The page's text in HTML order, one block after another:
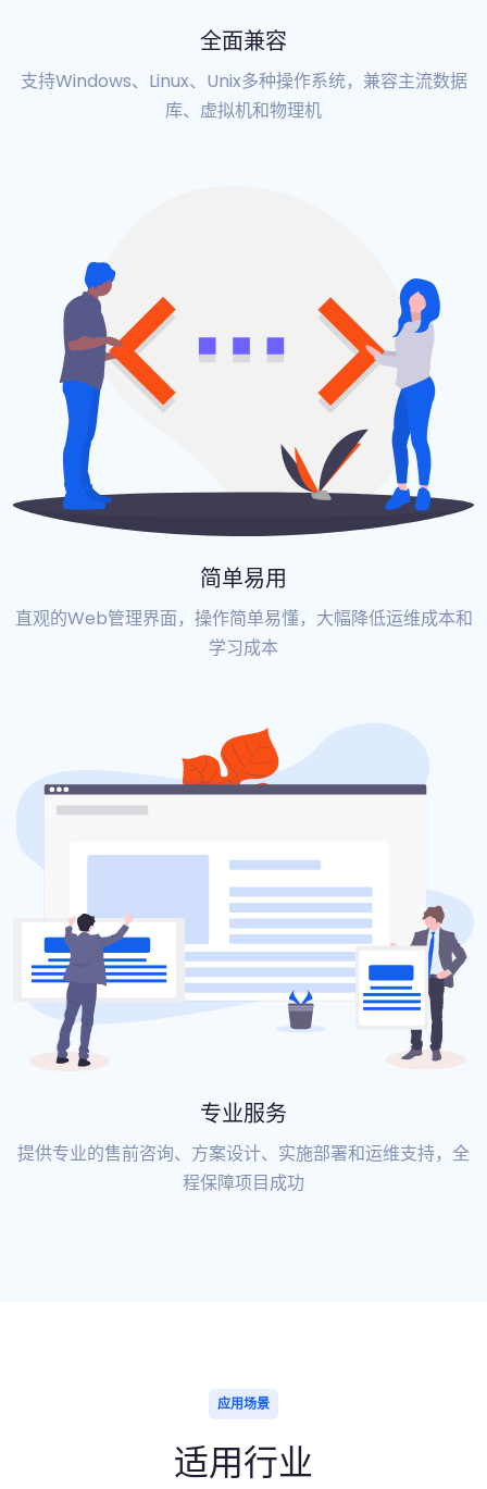
全面兼容
支持Windows、Linux、Unix多种操作系统，兼容主流数据
库、虚拟机和物理机
简单易用
直观的Web管理界面，操作简单易懂，大幅降低运维成本和
学习成本
专业服务
提供专业的售前咨询、方案设计、实施部署和运维支持，全
程保障项目成功
应用场景
适用行业